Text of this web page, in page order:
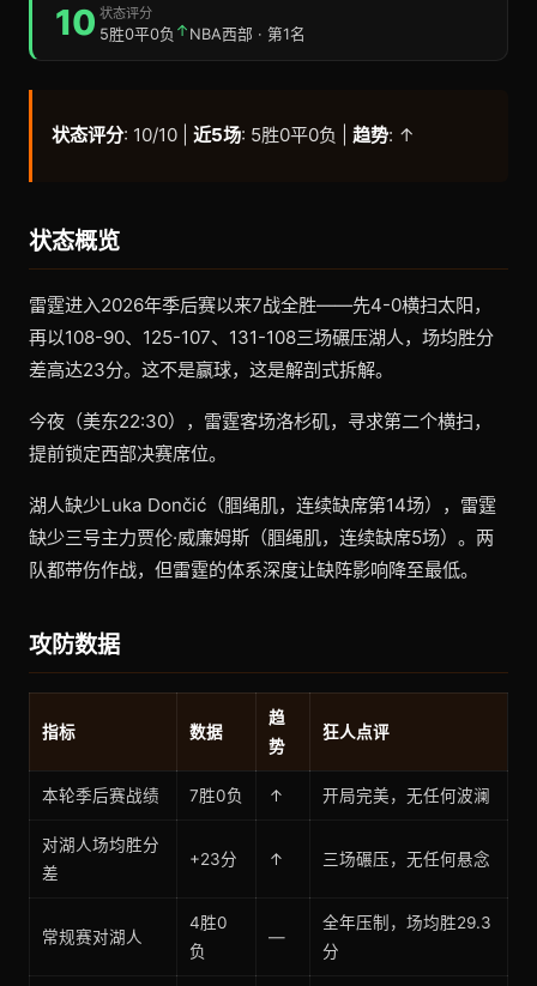
10 状态评分
5胜0平0负 ↑ NBA西部 · 第1名
状态评分: 10/10 | 近5场: 5胜0平0负 | 趋势: ↑
状态概览
雷霆进入2026年季后赛以来7战全胜——先4-0横扫太阳，
再以108-90、125-107、131-108三场碾压湖人，场均胜分
差高达23分。这不是赢球，这是解剖式拆解。
今夜（美东22:30），雷霆客场洛杉矶，寻求第二个横扫，
提前锁定西部决赛席位。
湖人缺少Luka Dončić（腘绳肌，连续缺席第14场），雷霆
缺少三号主力贾伦·威廉姆斯（腘绳肌，连续缺席5场）。两
队都带伤作战，但雷霆的体系深度让缺阵影响降至最低。
攻防数据
指标 数据
趋
势
狂人点评
本轮季后赛战绩 7胜0负 ↑ 开局完美，无任何波澜
对湖人场均胜分
差
+23分 ↑ 三场碾压，无任何悬念
常规赛对湖人
4胜0
负
—
全年压制，场均胜29.3
分